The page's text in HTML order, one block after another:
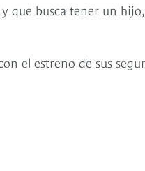
que busca tener un
el estreno de sus